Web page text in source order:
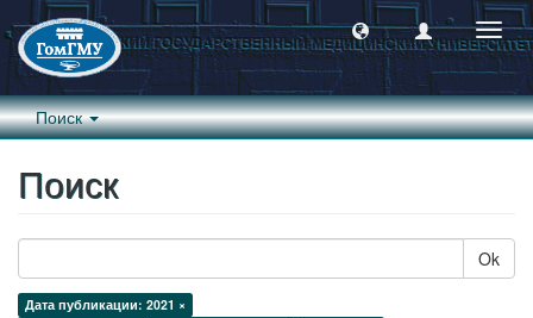
Поиск
Поиск
Ok
Дата публикации: 2021 ×